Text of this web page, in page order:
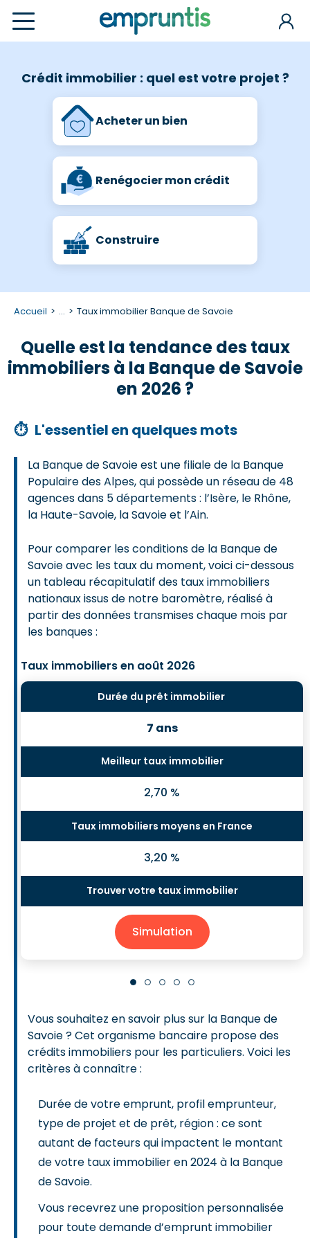
Crédit immobilier : quel est votre projet ?
Acheter un bien
Renégocier mon crédit
Construire
Accueil ... Taux immobilier Banque de Savoie
Quelle est la tendance des taux
immobiliers à la Banque de Savoie
en 2026 ?
⏱ L'essentiel en quelques mots
La Banque de Savoie est une filiale de la Banque
Populaire des Alpes, qui possède un réseau de 48
agences dans 5 départements : l’Isère, le Rhône,
la Haute-Savoie, la Savoie et l’Ain.
Pour comparer les conditions de la Banque de
Savoie avec les taux du moment, voici ci-dessous
un tableau récapitulatif des taux immobiliers
nationaux issus de notre baromètre, réalisé à
partir des données transmises chaque mois par
les banques :
Taux immobiliers en août 2026
7 ans
2,70 %
3,20 %
Simulation
Vous souhaitez en savoir plus sur la Banque de
Savoie ? Cet organisme bancaire propose des
crédits immobiliers pour les particuliers. Voici les
critères à connaître :
Durée de votre emprunt, profil emprunteur,
type de projet et de prêt, région : ce sont
autant de facteurs qui impactent le montant
de votre taux immobilier en 2024 à la Banque
de Savoie.
Vous recevrez une proposition personnalisée
pour toute demande d’emprunt immobilier